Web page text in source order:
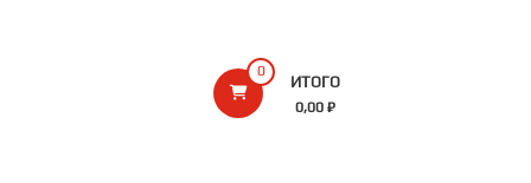
0
ИТОГО
0,00 ₽